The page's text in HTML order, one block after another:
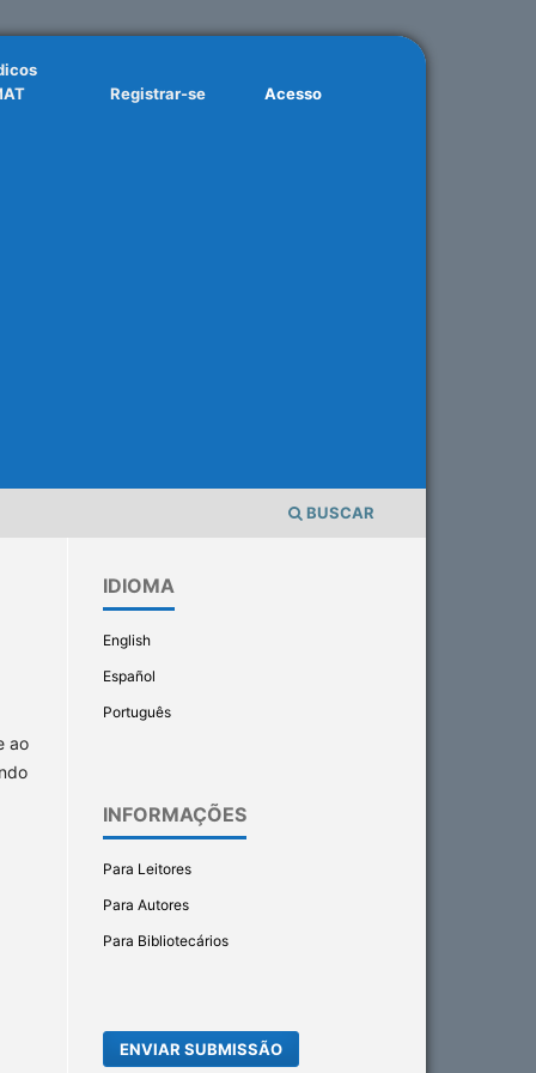
BUSCAR
Registrar-se Acesso
ao
IDIOMA
English
Español
Português
INFORMAÇÕES
Para Leitores
Para Autores
Para Bibliotecários
ENVIAR SUBMISSÃO